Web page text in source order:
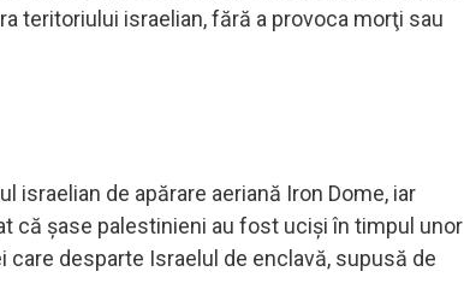
teritoriului israelian, fără a provoca morţi sau
de apărare aeriană Iron Dome, iar
că şase palestinieni au fost ucişi în timpul unor
desparte Israelul de enclavă, supusă de